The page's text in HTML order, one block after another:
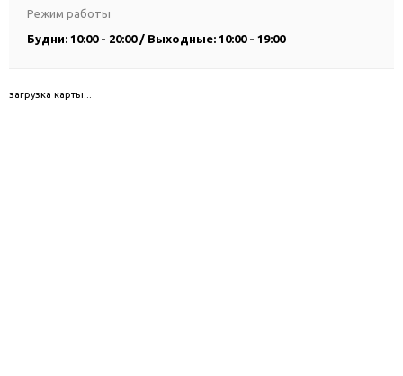
Режим работы
Будни: 10:00 - 20:00 / Выходные: 10:00 - 19:00
загрузка карты...